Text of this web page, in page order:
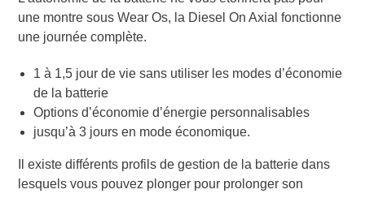
une montre sous Wear Os, la Diesel On Axial fonctionne
une journée complète.
1 à 1,5 jour de vie sans utiliser les modes d’économie
de la batterie
Options d’économie d’énergie personnalisables
jusqu’à 3 jours en mode économique.
Il existe différents profils de gestion de la batterie dans
lesquels vous pouvez plonger pour prolonger son